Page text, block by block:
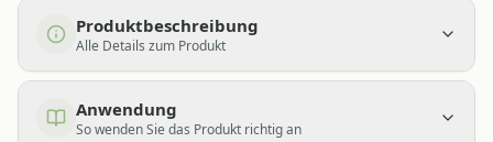
Produktbeschreibung
Alle Details zum Produkt
Anwendung
So wenden Sie das Produkt richtig an